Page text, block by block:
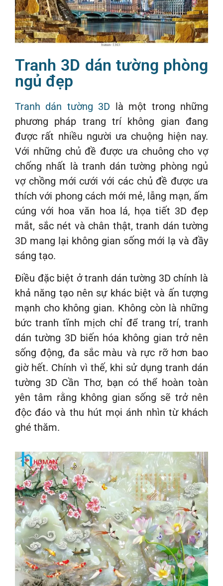
Tranh 3D dán tường phòng
ngủ đẹp
Tranh dán tường 3D là một trong những
phương pháp trang trí không gian đang
được rất nhiều người ưa chuộng hiện nay.
Với những chủ đề được ưa chuông cho vợ
chống nhất là tranh dán tường phòng ngủ
vợ chồng mới cưới với các chủ đề được ưa
thích với phong cách mới mẻ, lẫng mạn, ấm
cúng với hoa văn hoa lá, họa tiết 3D đẹp
mắt, sắc nét và chân thật, tranh dán tường
3D mang lại không gian sống mới lạ và đầy
sáng tạo.
Điều đặc biệt ở tranh dán tường 3D chính là
khả năng tạo nên sự khác biệt và ấn tượng
mạnh cho không gian. Không còn là những
bức tranh tĩnh mịch chỉ để trang trí, tranh
dán tường 3D biến hóa không gian trở nên
sống động, đa sắc màu và rực rỡ hơn bao
giờ hết. Chính vì thế, khi sử dụng tranh dán
tường 3D Cần Thơ, bạn có thể hoàn toàn
yên tâm rằng không gian sống sẽ trở nên
độc đáo và thu hút mọi ánh nhìn từ khách
ghé thăm.